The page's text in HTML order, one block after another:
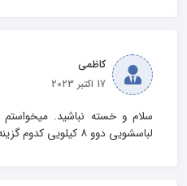
کاظمی
17 اکتبر 2023
سلام و خسته نباشید.
لباسشویی دوو ۸ کیلویی کدوم گزینه رو باید انتخاب کنم؟